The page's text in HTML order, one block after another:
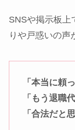
SNSや掲示板上
りや戸惑いの声
「本当に頼
「もう退職
「合法だと